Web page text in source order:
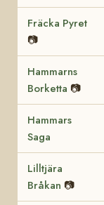
Fräcka Pyret
📷
Hammarns
Borketta 📷
Hammars
Saga
Lilltjära
Bråkan 📷